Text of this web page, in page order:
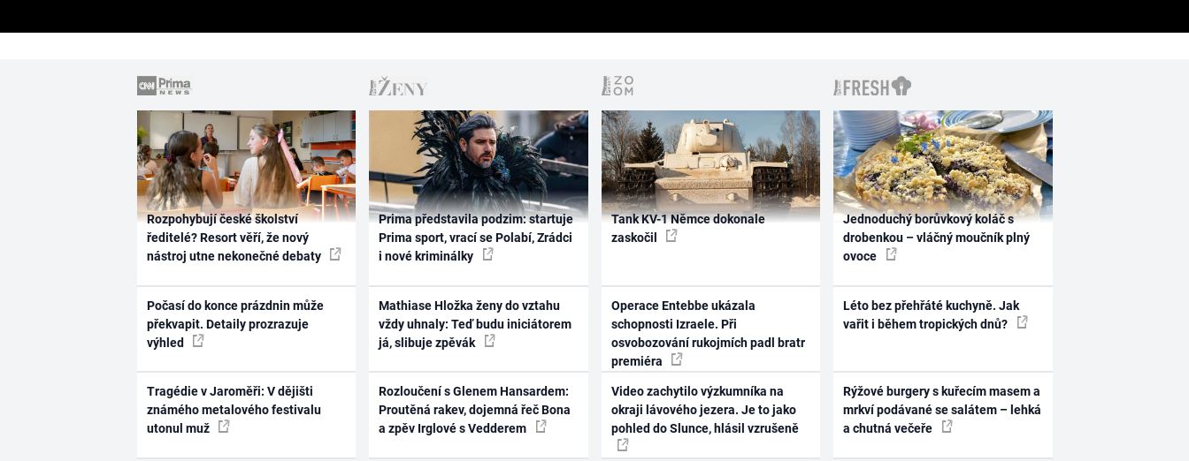
Rozpohybují české školství
ředitelé? Resort věří, že nový
nástroj utne nekonečné debaty
Počasí do konce prázdnin může
překvapit. Detaily prozrazuje
výhled
Tragédie v Jaroměři: V dějišti
známého metalového festivalu
utonul muž
Prima představila podzim: startuje
Prima sport, vrací se Polabí, Zrádci
i nové kriminálky
Mathiase Hložka ženy do vztahu
vždy uhnaly: Teď budu iniciátorem
já, slibuje zpěvák
Rozloučení s Glenem Hansardem:
Proutěná rakev, dojemná řeč Bona
a zpěv Irglové s Vedderem
Tank KV-1 Němce dokonale
zaskočil
Operace Entebbe ukázala
schopnosti Izraele. Při
osvobozování rukojmích padl bratr
premiéra
Video zachytilo výzkumníka na
okraji lávového jezera. Je to jako
pohled do Slunce, hlásil vzrušeně
Jednoduchý borůvkový koláč s
drobenkou – vláčný moučník plný
ovoce
Léto bez přehřáté kuchyně. Jak
vařit i během tropických dnů?
Rýžové burgery s kuřecím masem a
mrkví podávané se salátem – lehká
a chutná večeře